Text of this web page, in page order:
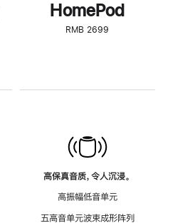
HomePod
RMB 2699
高保真音质，令人沉浸。
高振幅低音单元
五高音单元波束成形阵列